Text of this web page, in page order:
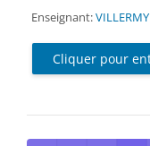
Enseignant:
Cliquer pour